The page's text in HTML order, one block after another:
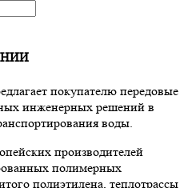
покупателю передовые
инженерных решений в
воды.
производителей
полимерных
полиэтилена, теплотрассы